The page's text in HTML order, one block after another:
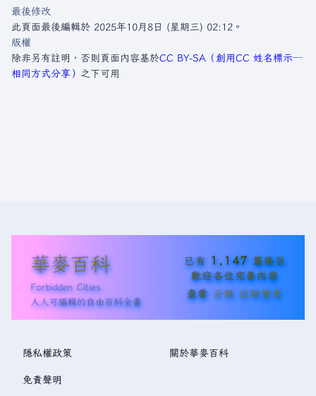
最後修改
此頁面最後編輯於 2025年10月8日 (星期三) 02:12。
版權
除非另有註明，否則頁面內容基於CC BY-SA（創用CC 姓名標示─
相同方式分享） 之下可用
華麥百科
Forbidden Cities
人人可編輯的自由百科全書
已有 1,147 篇條目
歡迎各位完善內容
查看 分類 近期變更
隱私權政策 關於華麥百科
免責聲明